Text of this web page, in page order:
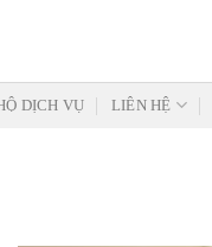
DỊCH VỤ LIÊN HỆ